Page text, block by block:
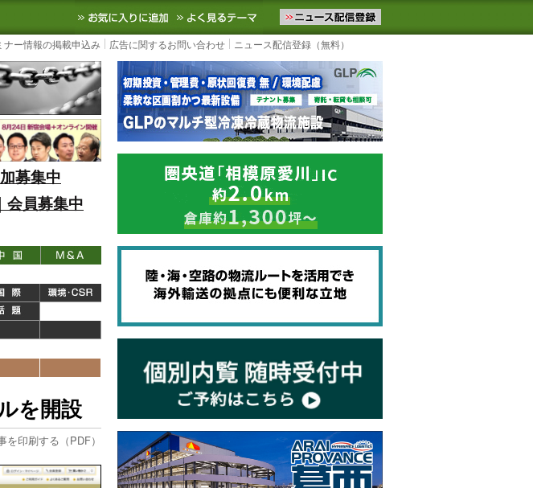
トなど国内外の最新の物流ニュースをお届けします。物流ニュースメール配信を登録す
お気に入りに追加 よく見るテーマ
ナー情報の掲載申込み 広告に関するお問い合わせ ニュース配信登録（無料）
募集中
会員募集中
を開設
を印刷する（PDF）